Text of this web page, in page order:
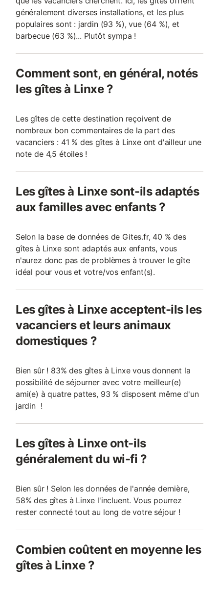
généralement diverses installations, et les plus
populaires sont : jardin (93 %), vue (64 %), et
barbecue (63 %)... Plutôt sympa !
Comment sont, en général, notés
les gîtes à Linxe ?
Les gîtes de cette destination reçoivent de
nombreux bon commentaires de la part des
vacanciers : 41 % des gîtes à Linxe ont d'ailleur une
note de 4,5 étoiles !
Les gîtes à Linxe sont-ils adaptés
aux familles avec enfants ?
Selon la base de données de Gites.fr, 40 % des
gîtes à Linxe sont adaptés aux enfants, vous
n'aurez donc pas de problèmes à trouver le gîte
idéal pour vous et votre/vos enfant(s).
Les gîtes à Linxe acceptent-ils les
vacanciers et leurs animaux
domestiques ?
Bien sûr ! 83% des gîtes à Linxe vous donnent la
possibilité de séjourner avec votre meilleur(e)
ami(e) à quatre pattes, 93 % disposent même d'un
jardin !
Les gîtes à Linxe ont-ils
généralement du wi-fi ?
Bien sûr ! Selon les données de l'année dernière,
58% des gîtes à Linxe l'incluent. Vous pourrez
rester connecté tout au long de votre séjour !
Combien coûtent en moyenne les
gîtes à Linxe ?